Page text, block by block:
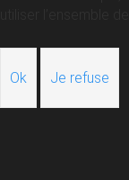
utiliser l’ensemble
Ok Je refuse